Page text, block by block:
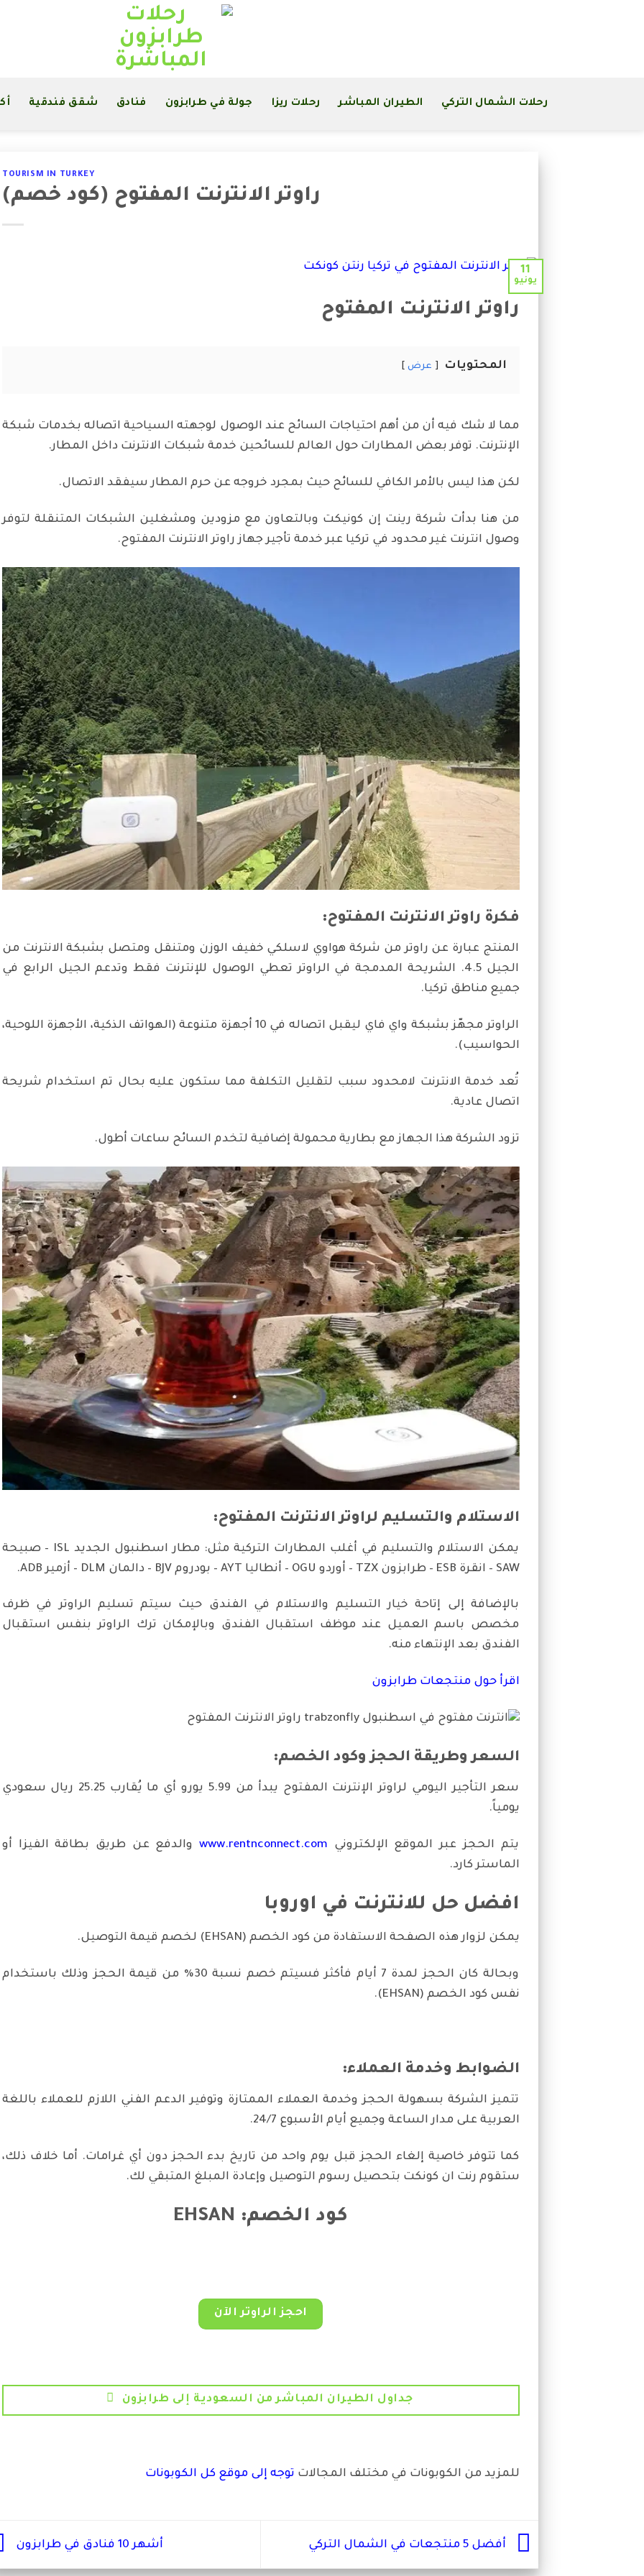
رحلات الشمال التركي الطيران المباشر رحلات ريزا جولة في طرابزون فنادق شقق فندقية
TOURISM IN TURKEY
راوتر الانترنت المفتوح (كود خصم)
11
يونيو
راوتر الانترنت المفتوح
المحتويات عرض
مما لا شك فيه أن من أهم احتياجات السائح عند الوصول لوجهته السياحية اتصاله بخدمات شبكة
الإنترنت. توفر بعض المطارات حول العالم للسائحين خدمة شبكات الانترنت داخل المطار.
لكن هذا ليس بالأمر الكافي للسائح حيث بمجرد خروجه عن حرم المطار سيفقد الاتصال.
من هنا بدأت شركة رينت إن كونيكت وبالتعاون مع مزودين ومشغلين الشبكات المتنقلة لتوفر
وصول انترنت غير محدود في تركيا عبر خدمة تأجير جهاز راوتر الانترنت المفتوح.
فكرة راوتر الانترنت المفتوح:
المنتج عبارة عن راوتر من شركة هواوي لاسلكي خفيف الوزن ومتنقل ومتصل بشبكة الانترنت من
الجيل 4.5. الشريحة المدمجة في الراوتر تعطي الوصول للإنترنت فقط وتدعم الجيل الرابع في
جميع مناطق تركيا.
الراوتر مجهّز بشبكة واي فاي ليقبل اتصاله في 10 أجهزة متنوعة (الهواتف الذكية، الأجهزة اللوحية،
الحواسيب).
تُعد خدمة الانترنت لامحدود سبب لتقليل التكلفة مما ستكون عليه بحال تم استخدام شريحة
اتصال عادية.
تزود الشركة هذا الجهاز مع بطارية محمولة إضافية لتخدم السائح ساعات أطول.
الاستلام والتسليم لراوتر الانترنت المفتوح:
يمكن الاستلام والتسليم في أغلب المطارات التركية مثل: مطار اسطنبول الجديد ISL – صبيحة
SAW – انقرة ESB – طرابزون TZX – أوردو OGU – أنطاليا AYT – بودروم BJV – دالمان DLM – أزمير ADB.
بالإضافة إلى إتاحة خيار التسليم والاستلام في الفندق حيث سيتم تسليم الراوتر في ظرف
مخصص باسم العميل عند موظف استقبال الفندق وبالإمكان ترك الراوتر بنفس استقبال
الفندق بعد الإنتهاء منه.
اقرأ حول منتجعات طرابزون
السعر وطريقة الحجز وكود الخصم:
سعر التأجير اليومي لراوتر الإنترنت المفتوح يبدأ من 5.99 يورو أي ما يُقارب 25.25 ريال سعودي
يومياً.
يتم الحجز عبر الموقع الإلكتروني www.rentnconnect.com والدفع عن طريق بطاقة الفيزا أو
الماستر كارد.
افضل حل للانترنت في اوروبا
يمكن لزوار هذه الصفحة الاستفادة من كود الخصم (EHSAN) لخصم قيمة التوصيل.
وبحالة كان الحجز لمدة 7 أيام فأكثر فسيتم خصم نسبة 30% من قيمة الحجز وذلك باستخدام
نفس كود الخصم (EHSAN).
الضوابط وخدمة العملاء:
تتميز الشركة بسهولة الحجز وخدمة العملاء الممتازة وتوفير الدعم الفني اللازم للعملاء باللغة
العربية على مدار الساعة وجميع أيام الأسبوع 24/7.
كما تتوفر خاصية إلغاء الحجز قبل يوم واحد من تاريخ بدء الحجز دون أي غرامات. أما خلاف ذلك،
ستقوم رنت ان كونكت بتحصيل رسوم التوصيل وإعادة المبلغ المتبقي لك.
كود الخصم: EHSAN
احجز الراوتر الآن
جداول الطيران المباشر من السعودية إلى طرابزون
للمزيد من الكوبونات في مختلف المجالات توجه إلى موقع كل الكوبونات
أفضل 5 منتجعات في الشمال التركي أشهر 10 فنادق في طرابزون